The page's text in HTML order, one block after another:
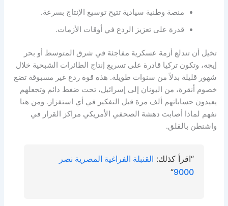
منصة وطنية سيادية تتيح توسيع الإنتاج بسرعة.
قدرة على تعزيز الردع في أوقات الأزمات.
تخيل أن تندلع أزمة عسكرية مفاجئة في شرق المتوسط أو بحر
إيجه، وتكون تركيا قادرة على تسريع إنتاج الطائرات الشبحية خلال
شهور قليلة بدلاً من سنوات طويلة. هذه قوة ردع غير مسبوقة تضع
خصوم أنقرة، من اليونان إلى إسرائيل، تحت ضغط دائم وتجعلهم
يعيدون حساباتهم ألف مرة قبل التفكير في أي استفزاز. ومن هنا
نفهم لماذا أصابت دهشة الصحفي الأمريكي مراكز القرار في
واشنطن بالقلق.
“اقرأ كذلك: القنبلة الفراغية المصرية نصر
9000
“